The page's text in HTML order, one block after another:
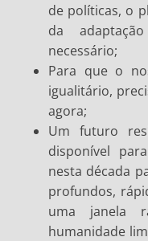
de políticas, o
da
necessário;
Para que o
igualitário,
agora;
Um futuro
disponível
nesta década
profundos,
uma janela
humanidade